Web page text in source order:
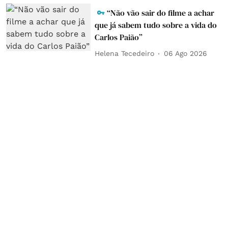
“Não vão sair do filme a achar
que já sabem tudo sobre a vida do
Carlos Paião”
Helena Tecedeiro 06 Ago 2026